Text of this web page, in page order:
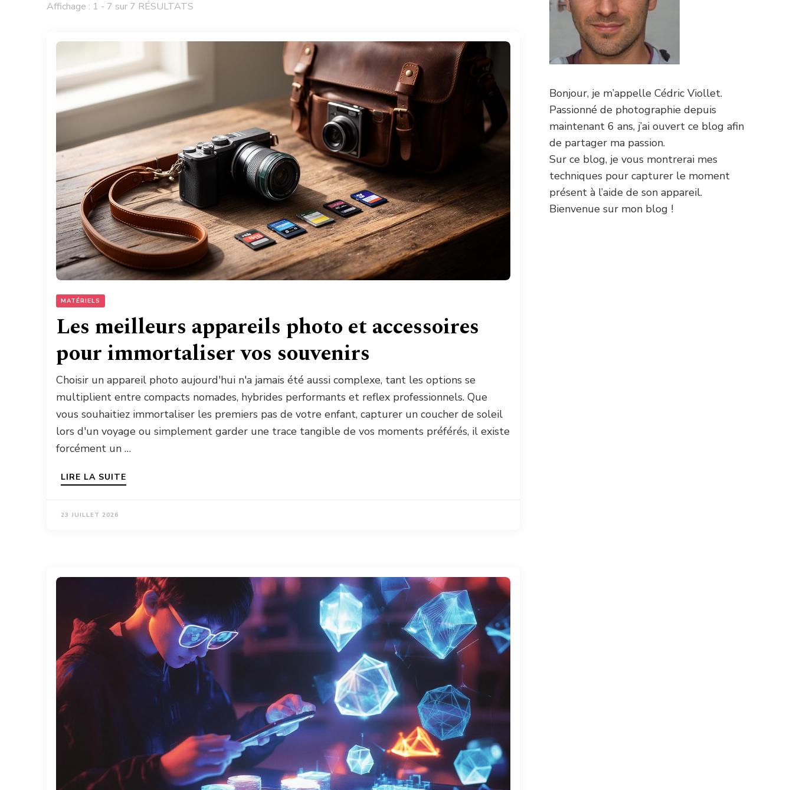
Affichage : 1 - 7 sur 7 RÉSULTATS
MATÉRIELS
Les meilleurs appareils photo et accessoires
pour immortaliser vos souvenirs
Choisir un appareil photo aujourd'hui n'a jamais été aussi complexe, tant les options se
multiplient entre compacts nomades, hybrides performants et reflex professionnels. Que
vous souhaitiez immortaliser les premiers pas de votre enfant, capturer un coucher de soleil
lors d'un voyage ou simplement garder une trace tangible de vos moments préférés, il existe
forcément un …
LIRE LA SUITE
23 JUILLET 2026
Bonjour, je m’appelle Cédric Viollet.
Passionné de photographie depuis
maintenant 6 ans, j’ai ouvert ce blog afin
de partager ma passion.
Sur ce blog, je vous montrerai mes
techniques pour capturer le moment
présent à l’aide de son appareil.
Bienvenue sur mon blog !